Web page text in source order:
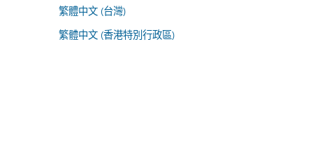
繁體中文 (台灣)
繁體中文 (香港特別行政區)